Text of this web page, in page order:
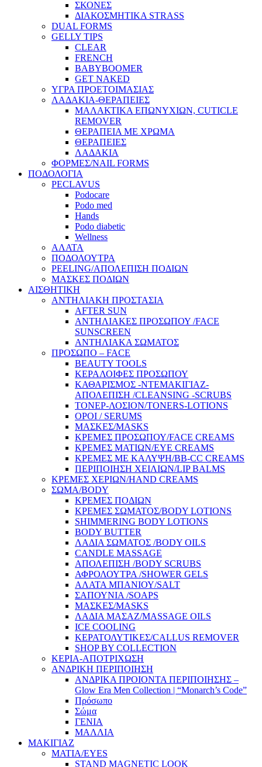
ΣΚΟΝΕΣ
ΔΙΑΚΟΣΜΗΤΙΚΑ STRASS
DUAL FORMS
GELLY TIPS
CLEAR
FRENCH
BABYBOOMER
GET NAKED
ΥΓΡΑ ΠΡΟΕΤΟΙΜΑΣΙΑΣ
ΛΑΔΑΚΙΑ-ΘΕΡΑΠΕΙΕΣ
ΜΑΛΑΚΤΙΚΑ ΕΠΩΝΥΧΙΩΝ, CUTICLE
REMOVER
ΘΕΡΑΠΕΙΑ ΜΕ ΧΡΩΜΑ
ΘΕΡΑΠΕΙΕΣ
ΛΑΔΑΚΙΑ
ΦΟΡΜΕΣ/NAIL FORMS
ΠΟΔΟΛΟΓΙΑ
PECLAVUS
Podocare
Podo med
Hands
Podo diabetic
Wellness
ΑΛΑΤΑ
ΠΟΔΟΛΟΥΤΡΑ
PEELING/ΑΠΟΛΕΠΙΣΗ ΠΟΔΙΩΝ
ΜΑΣΚΕΣ ΠΟΔΙΩΝ
ΑΙΣΘΗΤΙΚΗ
ΑΝΤΗΛΙΑΚΗ ΠΡΟΣΤΑΣΙΑ
AFTER SUN
ΑΝΤΗΛΙΑΚΕΣ ΠΡΟΣΩΠΟΥ /FACE
SUNSCREEN
ΑΝΤΗΛΙΑΚΑ ΣΩΜΑΤΟΣ
ΠΡΟΣΩΠΟ – FACE
BEAUTY TOOLS
ΚΕΡΑΛΟΙΦΕΣ ΠΡΟΣΩΠΟΥ
ΚΑΘΑΡΙΣΜΟΣ -ΝΤΕΜΑΚΙΓΙΑΖ-
ΑΠΟΛΕΠΙΣΗ /CLEANSING -SCRUBS
ΤΟΝΕΡ-ΛΟΣΙΟΝ/TONERS-LOTIONS
ΟΡΟΙ / SERUMS
ΜΑΣΚΕΣ/MASKS
ΚΡΕΜΕΣ ΠΡΟΣΩΠΟΥ/FACE CREAMS
ΚΡΕΜΕΣ ΜΑΤΙΩΝ/EYE CREAMS
ΚΡΕΜΕΣ ΜΕ ΚΑΛΥΨΗ/BB-CC CREAMS
ΠΕΡΙΠΟΙΗΣΗ ΧΕΙΛΙΩΝ/LIP BALMS
ΚΡΕΜΕΣ ΧΕΡΙΩΝ/HAND CREAMS
ΣΩΜΑ/BODY
ΚΡΕΜΕΣ ΠΟΔΙΩΝ
ΚΡΕΜΕΣ ΣΩΜΑΤΟΣ/BODY LOTIONS
SHIMMERING BODY LOTIONS
BODY BUTTER
ΛΑΔΙΑ ΣΩΜΑΤΟΣ /BODY OILS
CANDLE MASSAGE
ΑΠΟΛΕΠΙΣΗ /BODY SCRUBS
ΑΦΡΟΛΟΥΤΡΑ /SHOWER GELS
ΑΛΑΤΑ ΜΠΑΝΙΟΥ/SALT
ΣΑΠΟΥΝΙΑ /SOAPS
ΜΑΣΚΕΣ/MASKS
ΛΑΔΙΑ ΜΑΣΑΖ/MASSAGE OILS
ICE COOLING
ΚΕΡΑΤΟΛΥΤΙΚΕΣ/CALLUS REMOVER
SHOP BY COLLECTION
ΚΕΡΙΑ-ΑΠΟΤΡΙΧΩΣΗ
ΑΝΔΡΙΚΗ ΠΕΡΙΠΟΙΗΣΗ
ΑΝΔΡΙΚΑ ΠΡΟΙΟΝΤΑ ΠΕΡΙΠΟΙΗΣΗΣ –
Glow Era Men Collection | “Monarch’s Code”
Πρόσωπο
Σώμα
ΓΕΝΙΑ
ΜΑΛΛΙΑ
ΜΑΚΙΓΙΑΖ
ΜΑΤΙΑ/EYES
STAND MAGNETIC LOOK